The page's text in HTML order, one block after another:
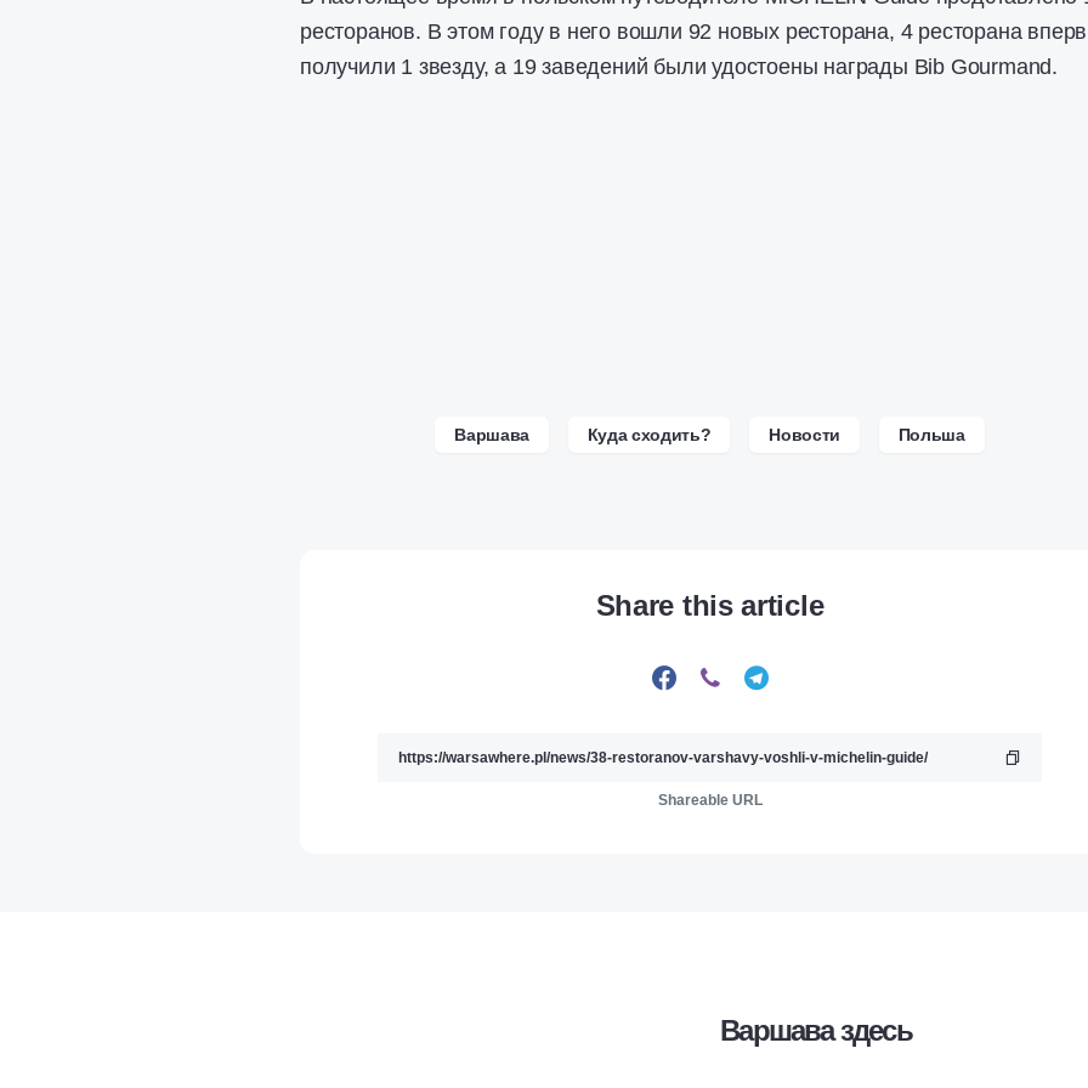
ресторанов. В этом году в него вошли 92 новых ресторана, 4 ресторана
получили 1 звезду, а 19 заведений были удостоены награды Bib Gourmand.
Варшава Куда сходить? Новости Польша
Share this article
Shareable URL
Варшава здесь